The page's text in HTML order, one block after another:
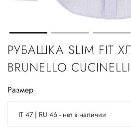
РУБАШКА SLIM FIT
BRUNELLO CUCINELLI
Размер
IT 47 | RU 46 - нет в наличии